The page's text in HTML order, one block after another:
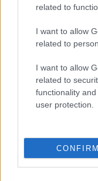
related to
I want to allow
related to
I want to allow
related to
functionality
user protection.
CONFIRM